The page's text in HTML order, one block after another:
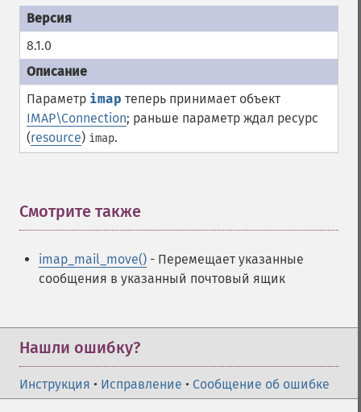
8.1.0
Параметр imap теперь принимает объект
IMAP\Connection; раньше параметр ждал ресурс
(resource) imap.
Смотрите также
imap_mail_move() - Перемещает указанные
сообщения в указанный почтовый ящик
Нашли ошибку?
Инструкция • Исправление • Сообщение об ошибке